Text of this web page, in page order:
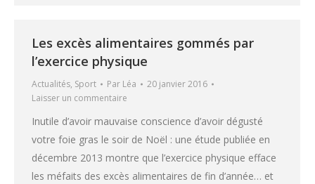
Les excès alimentaires gommés par
l’exercice physique
Actualités, Sport Par Léa
20 janvier 2016
Laisser un commentaire
Inutile d’avoir mauvaise conscience d’avoir dégusté
votre foie gras le soir de Noël : une étude publiée en
décembre 2013 montre que l’exercice physique efface
les méfaits des excès alimentaires de fin d’année… et